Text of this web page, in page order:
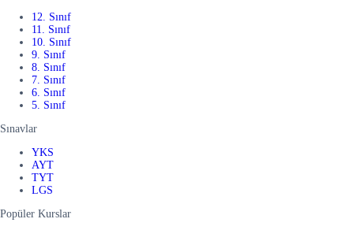
12. Sınıf
11. Sınıf
10. Sınıf
9. Sınıf
8. Sınıf
7. Sınıf
6. Sınıf
5. Sınıf
Sınavlar
YKS
AYT
TYT
LGS
Popüler Kurslar